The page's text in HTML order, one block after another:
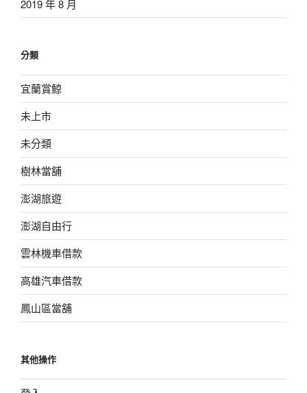
2019 年 8 月
分類
宜蘭賞鯨
未上市
未分類
樹林當舖
澎湖旅遊
澎湖自由行
雲林機車借款
高雄汽車借款
鳳山區當舖
其他操作